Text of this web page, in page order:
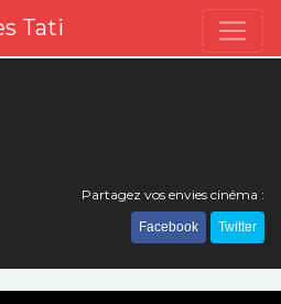
Tati
Partagez vos envies cinéma :
Facebook Twitter